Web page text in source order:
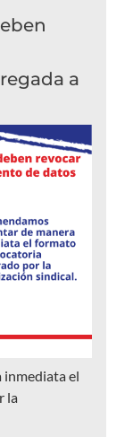
a
inmediata el
la